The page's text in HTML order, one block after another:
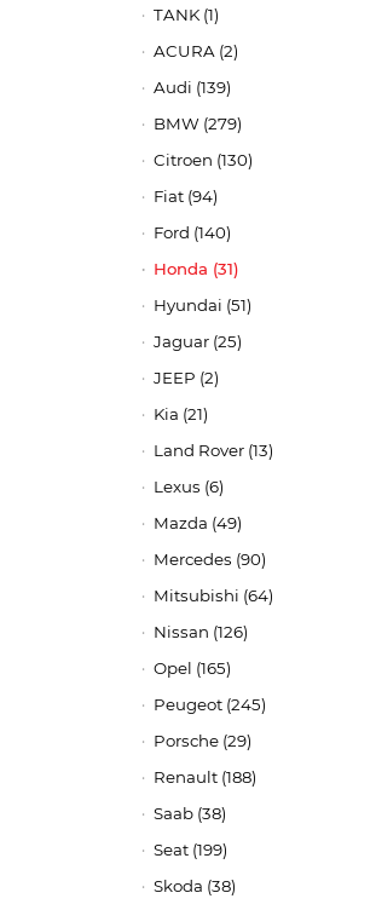
TANK (1)
ACURA (2)
Audi (139)
BMW (279)
Citroen (130)
Fiat (94)
Ford (140)
Honda (31)
Hyundai (51)
Jaguar (25)
JEEP (2)
Kia (21)
Land Rover (13)
Lexus (6)
Mazda (49)
Mercedes (90)
Mitsubishi (64)
Nissan (126)
Opel (165)
Peugeot (245)
Porsche (29)
Renault (188)
Saab (38)
Seat (199)
Skoda (38)